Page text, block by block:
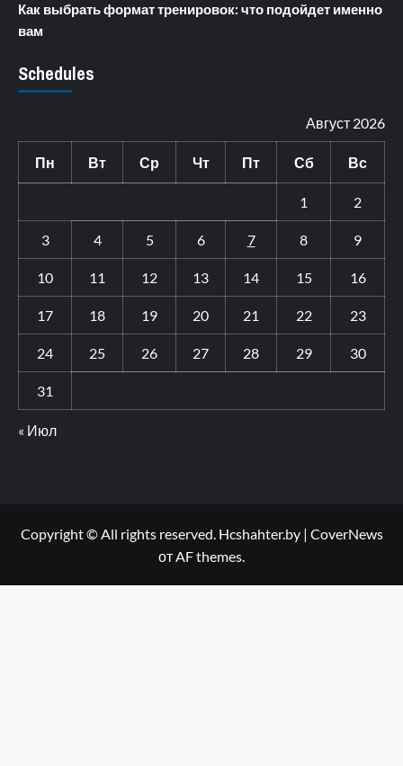
Как выбрать формат тренировок: что подойдет именно
вам
Schedules
Август 2026
Пн Вт Ср Чт Пт Сб Вс
1 2
3 4 5 6 7 8 9
10 11 12 13 14 15 16
17 18 19 20 21 22 23
24 25 26 27 28 29 30
31
« Июл
Copyright © All rights reserved. Hcshahter.by | CoverNews
от AF themes.